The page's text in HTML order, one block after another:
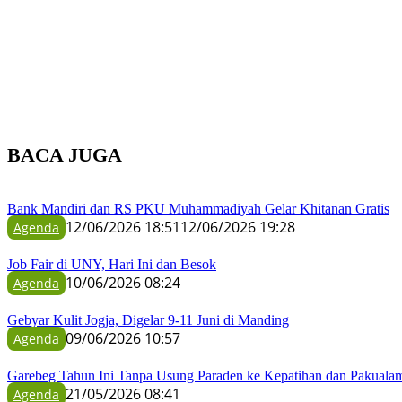
BACA JUGA
Bank Mandiri dan RS PKU Muhammadiyah Gelar Khitanan Gratis
Agenda 12/06/2026 18:5112/06/2026 19:28
Job Fair di UNY, Hari Ini dan Besok
Agenda 10/06/2026 08:24
Gebyar Kulit Jogja, Digelar 9-11 Juni di Manding
Agenda 09/06/2026 10:57
Garebeg Tahun Ini Tanpa Usung Paraden ke Kepatihan dan
Agenda 21/05/2026 08:41